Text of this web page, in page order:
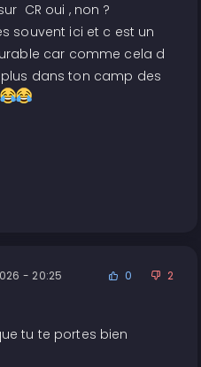
CR oui , non ?
souvent ici et c est un
car comme cela d
dans ton camp des
- 20:25 0 2
tu te portes bien